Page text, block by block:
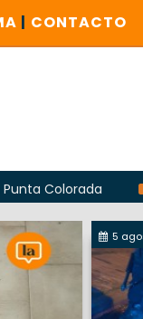
| CONTACTO
Odarda
5